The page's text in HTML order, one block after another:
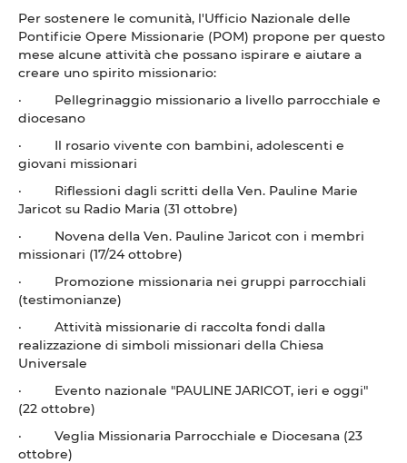
Per sostenere le comunità, l'Ufficio Nazionale delle
Pontificie Opere Missionarie (POM) propone per questo
mese alcune attività che possano ispirare e aiutare a
creare uno spirito missionario:
· Pellegrinaggio missionario a livello parrocchiale e
diocesano
· Il rosario vivente con bambini, adolescenti e
giovani missionari
· Riflessioni dagli scritti della Ven. Pauline Marie
Jaricot su Radio Maria (31 ottobre)
· Novena della Ven. Pauline Jaricot con i membri
missionari (17/24 ottobre)
· Promozione missionaria nei gruppi parrocchiali
(testimonianze)
· Attività missionarie di raccolta fondi dalla
realizzazione di simboli missionari della Chiesa
Universale
· Evento nazionale "PAULINE JARICOT, ieri e oggi"
(22 ottobre)
· Veglia Missionaria Parrocchiale e Diocesana (23
ottobre)